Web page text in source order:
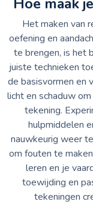
Het maken van
oefening en
te brengen, is het
juiste technieken
de basisvormen en
licht en schaduw
tekening.
hulpmiddelen
nauwkeurig weer
om fouten te
leren en je
toewijding en
tekeningen